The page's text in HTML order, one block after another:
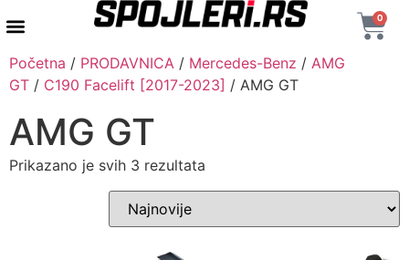
0
Početna / PRODAVNICA / Mercedes-Benz / AMG
GT / C190 Facelift [2017-2023] / AMG GT
AMG GT
Prikazano je svih 3 rezultata